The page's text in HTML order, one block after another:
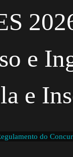
e
e
do